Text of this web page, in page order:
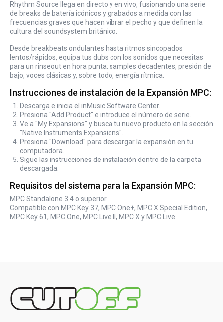
Rhythm Source llega en directo y en vivo, fusionando una serie
de breaks de batería icónicos y grabados a medida con las
frecuencias graves que hacen vibrar el pecho y que definen la
cultura del soundsystem británico.
Desde breakbeats ondulantes hasta ritmos sincopados
lentos/rápidos, equipa tus dubs con los sonidos que necesitas
para un rinseout en hora punta: samples decadentes, presión de
bajo, voces clásicas y, sobre todo, energía rítmica.
Instrucciones de instalación de la Expansión MPC:
Descarga e inicia el inMusic Software Center.
Presiona "Add Product" e introduce el número de serie.
Ve a "My Expansions" y busca tu nuevo producto en la sección
"Native Instruments Expansions".
Presiona "Download" para descargar la expansión en tu
computadora.
Sigue las instrucciones de instalación dentro de la carpeta
descargada.
Requisitos del sistema para la Expansión MPC:
MPC Standalone 3.4 o superior
Compatible con MPC Key 37, MPC One+, MPC X Special Edition,
MPC Key 61, MPC One, MPC Live II, MPC X y MPC Live.